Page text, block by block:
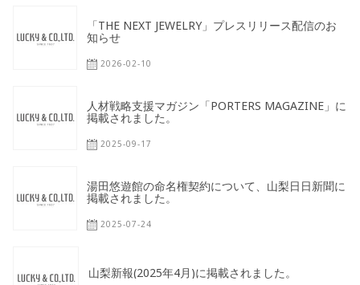
「THE NEXT JEWELRY」プレスリリース配信のお
知らせ
2026-02-10
人材戦略支援マガジン「PORTERS MAGAZINE」に
掲載されました。
2025-09-17
湯田悠遊館の命名権契約について、山梨日日新聞に
掲載されました。
2025-07-24
山梨新報(2025年4月)に掲載されました。